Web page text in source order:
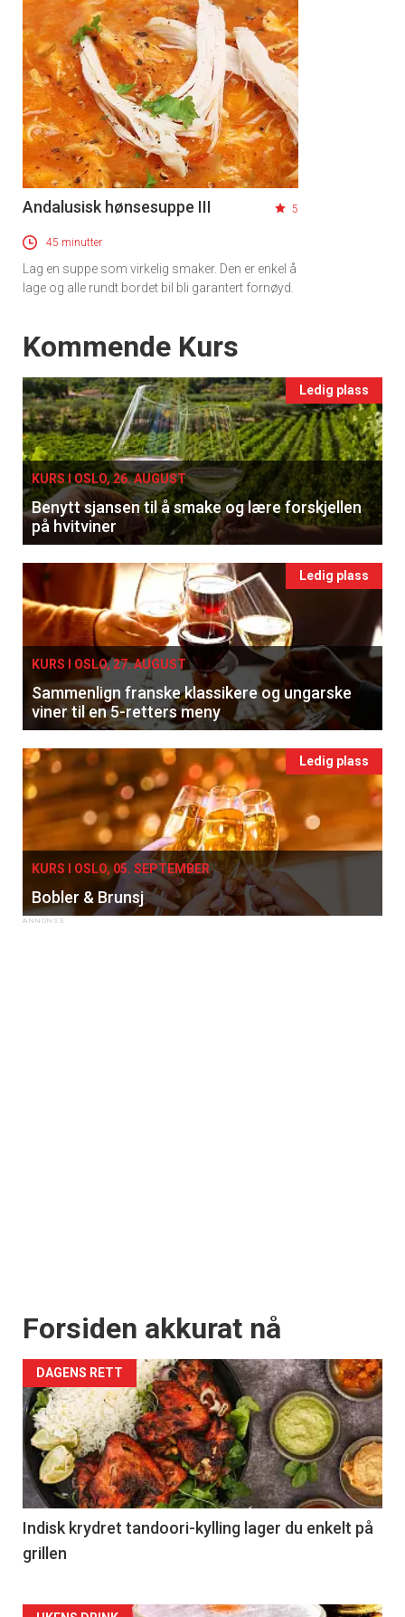
Få ukentlige nyhetsbrev fra
Apéritif
Vi tilbyr flere ukentlige nyhetsbrev. Du
kan fritt velge hvilke du ønsker å få
tilsendt.
Registrer deg
Andalusisk hønsesuppe III 5
45 minutter
Lag en suppe som virkelig smaker. Den er enkel å
lage og alle rundt bordet bil bli garantert fornøyd.
Events
Kommende Kurs
Ledig plass
KURS I OSLO, 26. AUGUST
Benytt sjansen til å smake og lære forskjellen
på hvitviner
Ledig plass
KURS I OSLO, 27. AUGUST
Sammenlign franske klassikere og ungarske
viner til en 5-retters meny
Ledig plass
KURS I OSLO, 05. SEPTEMBER
Bobler & Brunsj
Forsiden akkurat nå
DAGENS RETT
Indisk krydret tandoori-kylling lager du enkelt på
grillen